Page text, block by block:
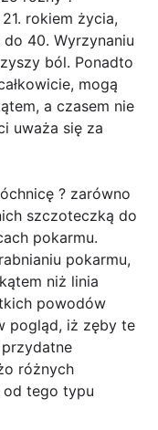
rokiem życia,
40. Wyrzynaniu
ból. Ponadto
mogą
a czasem nie
uważa się za
? zarówno
szczoteczką do
pokarmu.
pokarmu,
niż linia
powodów
pogląd, iż zęby te
przydatne
różnych
od tego typu